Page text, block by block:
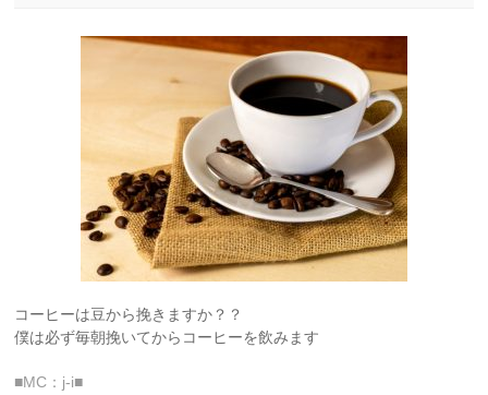
コーヒーは豆から挽きますか？？
僕は必ず毎朝挽いてからコーヒーを飲みます
■MC：j-i■